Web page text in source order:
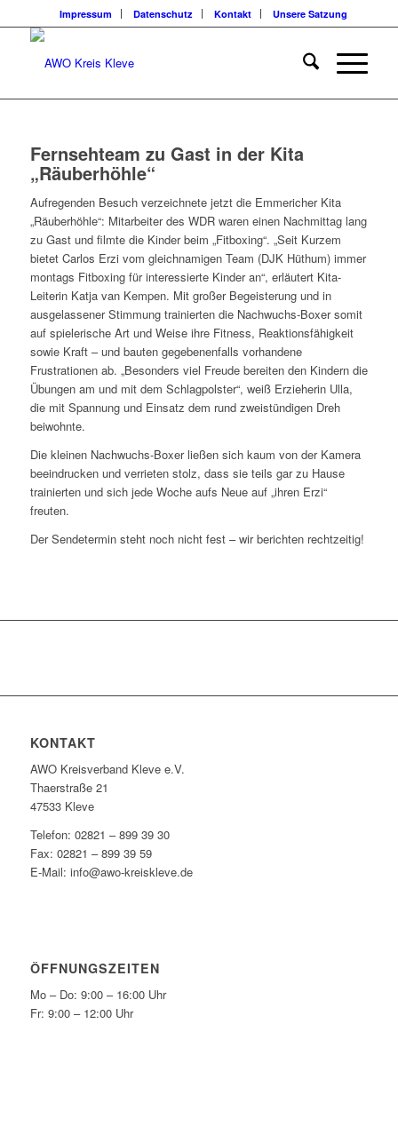
Impressum Datenschutz Kontakt Unsere Satzung
Fernsehteam zu Gast in der Kita
„Räuberhöhle“
Aufregenden Besuch verzeichnete jetzt die Emmericher Kita
„Räuberhöhle“: Mitarbeiter des WDR waren einen Nachmittag lang
zu Gast und filmte die Kinder beim „Fitboxing“. „Seit Kurzem
bietet Carlos Erzi vom gleichnamigen Team (DJK Hüthum) immer
montags Fitboxing für interessierte Kinder an“, erläutert Kita-
Leiterin Katja van Kempen. Mit großer Begeisterung und in
ausgelassener Stimmung trainierten die Nachwuchs-Boxer somit
auf spielerische Art und Weise ihre Fitness, Reaktionsfähigkeit
sowie Kraft – und bauten gegebenenfalls vorhandene
Frustrationen ab. „Besonders viel Freude bereiten den Kindern die
Übungen am und mit dem Schlagpolster“, weiß Erzieherin Ulla,
die mit Spannung und Einsatz dem rund zweistündigen Dreh
beiwohnte.
Die kleinen Nachwuchs-Boxer ließen sich kaum von der Kamera
beeindrucken und verrieten stolz, dass sie teils gar zu Hause
trainierten und sich jede Woche aufs Neue auf „ihren Erzi“
freuten.
Der Sendetermin steht noch nicht fest – wir berichten rechtzeitig!
KONTAKT
AWO Kreisverband Kleve e.V.
Thaerstraße 21
47533 Kleve
Telefon: 02821 – 899 39 30
Fax: 02821 – 899 39 59
E-Mail: info@awo-kreiskleve.de
ÖFFNUNGSZEITEN
Mo – Do: 9:00 – 16:00 Uhr
Fr: 9:00 – 12:00 Uhr